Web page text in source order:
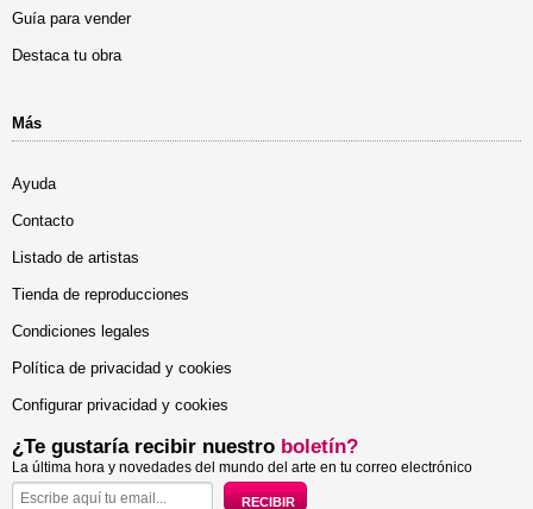
Guía para vender
Destaca tu obra
Más
Ayuda
Contacto
Listado de artistas
Tienda de reproducciones
Condiciones legales
Política de privacidad y cookies
Configurar privacidad y cookies
¿Te gustaría recibir nuestro boletín?
La última hora y novedades del mundo del arte en tu correo electrónico